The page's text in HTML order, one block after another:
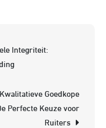
Integriteit:
Goedkope
Perfecte Keuze voor
Ruiters